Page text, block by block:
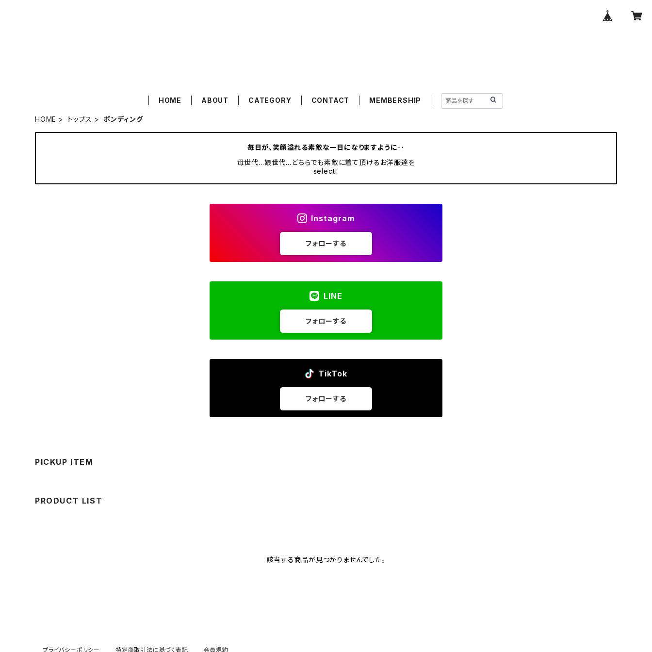
HOME ABOUT CATEGORY CONTACT MEMBERSHIP
HOME トップス ボンディング
毎日が、笑顔溢れる素敵な一日になりますように‥
母世代…娘世代…どちらでも素敵に着て頂けるお洋服達を
select！
Instagram
フォローする
LINE
フォローする
TikTok
フォローする
PICKUP ITEM
PRODUCT LIST
該当する商品が見つかりませんでした。
プライバシーポリシー 特定商取引法に基づく表記 会員規約